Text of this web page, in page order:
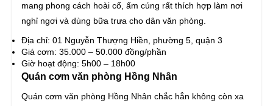
mang phong cách hoài cổ, ấm cúng rất thích hợp làm nơi
nghỉ ngơi và dùng bữa trưa cho dân văn phòng.
Địa chỉ: 01 Nguyễn Thượng Hiền, phường 5, quận 3
Giá cơm: 35.000 – 50.000 đồng/phần
Giờ hoạt động: 5h00 – 18h00
Quán cơm văn phòng Hồng Nhân
Quán cơm văn phòng Hồng Nhân chắc hẳn không còn xa